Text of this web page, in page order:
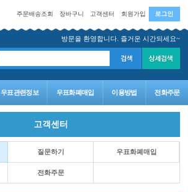
로그인
회원가입
고객센터
장바구니
주문배송조회
방문을 환영합니다. 즐거운 시간되세요~
우표관련정보 우표화폐매입 이용방법 전화주문